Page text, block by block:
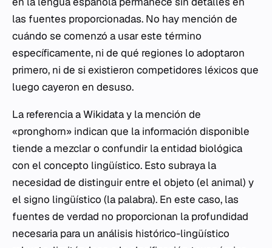
las fuentes proporcionadas. No hay mención de
cuándo se comenzó a usar este término
específicamente, ni de qué regiones lo adoptaron
primero, ni de si existieron competidores léxicos que
luego cayeron en desuso.
La referencia a Wikidata y la mención de
«pronghorn» indican que la información disponible
tiende a mezclar o confundir la entidad biológica
con el concepto lingüístico. Esto subraya la
necesidad de distinguir entre el objeto (el animal) y
el signo lingüístico (la palabra). En este caso, las
fuentes de verdad no proporcionan la profundidad
necesaria para un análisis histórico-lingüístico